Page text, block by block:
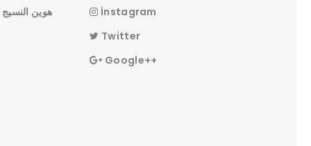
İnstagram
Twitter
Google++